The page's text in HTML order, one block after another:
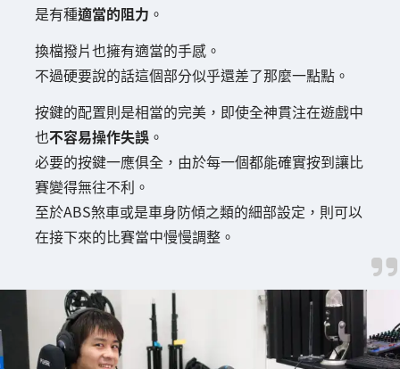
是有種適當的阻力 。
換檔撥片也擁有適當的手感。
不過硬要說的話這個部分似乎還差了那麼一點點。
按鍵的配置則是相當的完美，即使全神貫注在遊戲中
也不容易操作失誤 。
必要的按鍵一應俱全，由於每一個都能確實按到讓比
賽變得無往不利。
至於ABS煞車或是車身防傾之類的細部設定，則可以
在接下來的比賽當中慢慢調整。